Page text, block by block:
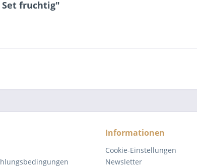
fruchtig"
Informationen
Cookie-Einstellungen
Newsletter